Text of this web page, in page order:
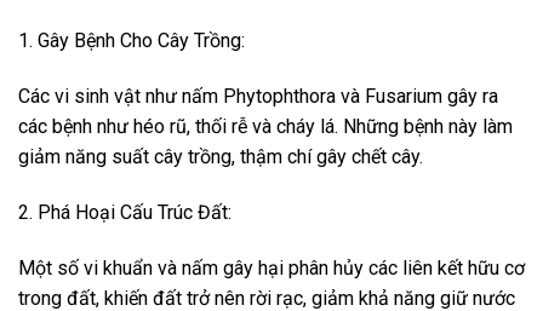
1. Gây Bệnh Cho Cây Trồng:
Các vi sinh vật như nấm Phytophthora và Fusarium gây ra
các bệnh như héo rũ, thối rễ và cháy lá. Những bệnh này làm
giảm năng suất cây trồng, thậm chí gây chết cây.
2. Phá Hoại Cấu Trúc Đất:
Một số vi khuẩn và nấm gây hại phân hủy các liên kết hữu cơ
trong đất, khiến đất trở nên rời rạc, giảm khả năng giữ nước